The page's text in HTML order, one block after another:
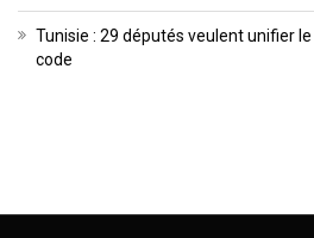
Tunisie : 29 députés veulent unifier
code